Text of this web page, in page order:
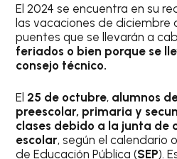
El 2024 se encuentra en su
las vacaciones de diciembre
puentes que se llevarán a
feriados o bien porque se
consejo técnico.
El 25 de octubre, alumnos
preescolar, primaria y
clases debido a la junta de
escolar, según el calendario
de Educación Pública (SEP).